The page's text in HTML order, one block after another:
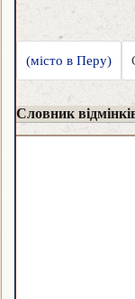
(місто в Перу)
Словник